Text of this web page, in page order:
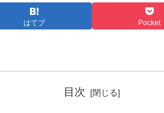
はてブ Pocket
目次